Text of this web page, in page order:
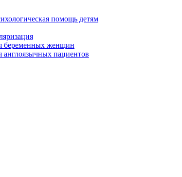
помощь детям
беременных женщин
англоязычных пациентов